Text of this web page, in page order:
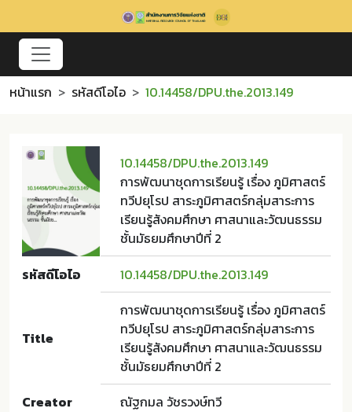
หน้าแรก รหัสดีโอไอ 10.14458/DPU.the.2013.149
10.14458/DPU.the.2013.149
การพัฒนาชุดการเรียนรู้ เรื่อง ภูมิศาสตร์
ทวีปยุโรป สาระภูมิศาสตร์กลุ่มสาระการ
เรียนรู้สังคมศึกษา ศาสนาและวัฒนธรรม
ชั้นมัธยมศึกษาปีที่ 2
รหัสดีโอไอ
10.14458/DPU.the.2013.149
Title
การพัฒนาชุดการเรียนรู้ เรื่อง ภูมิศาสตร์
ทวีปยุโรป สาระภูมิศาสตร์กลุ่มสาระการ
เรียนรู้สังคมศึกษา ศาสนาและวัฒนธรรม
ชั้นมัธยมศึกษาปีที่ 2
Creator
ณัฐกมล วัชรวงษ์ทวี